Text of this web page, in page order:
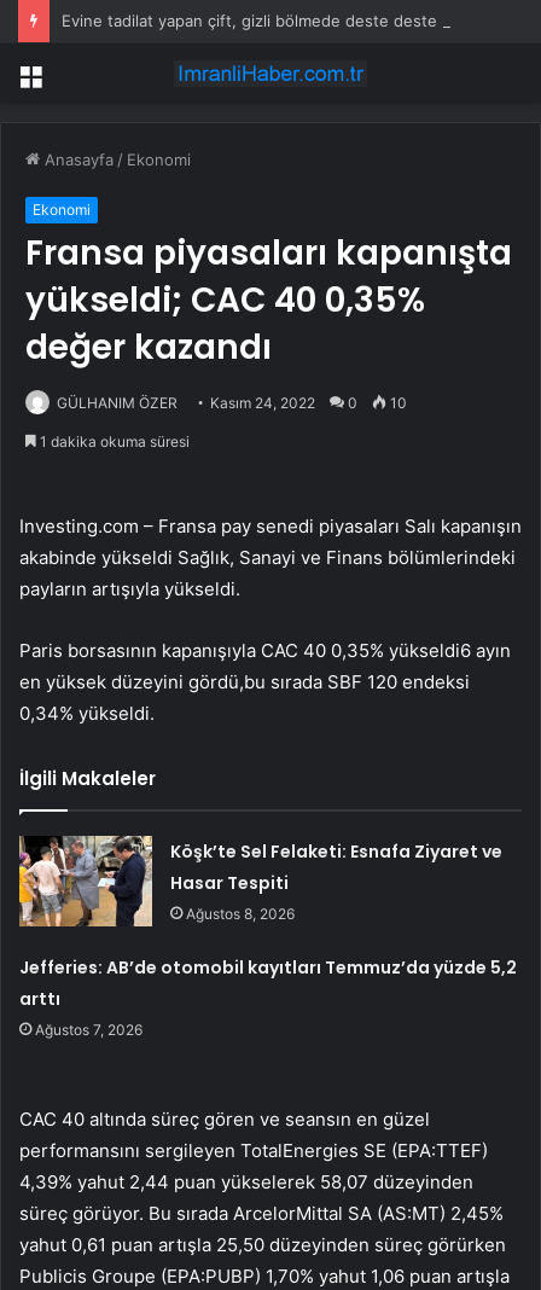
Menü
Anasayfa / Ekonomi
Ekonomi
Fransa piyasaları kapanışta
yükseldi; CAC 40 0,35%
değer kazandı
GÜLHANIM ÖZER Kasım 24, 2022 0 10
1 dakika okuma süresi
Investing.com – Fransa pay senedi piyasaları Salı kapanışın
akabinde yükseldi Sağlık, Sanayi ve Finans bölümlerindeki
payların artışıyla yükseldi.
Paris borsasının kapanışıyla CAC 40 0,35% yükseldi6 ayın
en yüksek düzeyini gördü,bu sırada SBF 120 endeksi
0,34% yükseldi.
İlgili Makaleler
Köşk’te Sel Felaketi: Esnafa Ziyaret ve
Hasar Tespiti
Ağustos 8, 2026
Jefferies: AB’de otomobil kayıtları Temmuz’da yüzde 5,2
arttı
Ağustos 7, 2026
CAC 40 altında süreç gören ve seansın en güzel
performansını sergileyen TotalEnergies SE (EPA:TTEF)
4,39% yahut 2,44 puan yükselerek 58,07 düzeyinden
süreç görüyor. Bu sırada ArcelorMittal SA (AS:MT) 2,45%
yahut 0,61 puan artışla 25,50 düzeyinden süreç görürken
Publicis Groupe (EPA:PUBP) 1,70% yahut 1,06 puan artışla